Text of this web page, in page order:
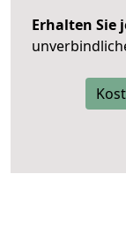
Erhalten Sie